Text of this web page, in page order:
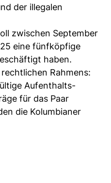
der illegalen
zwischen September
eine fünfköpfige
haben.
Rahmens:
Aufenthalts-
für das Paar
die Kolumbianer